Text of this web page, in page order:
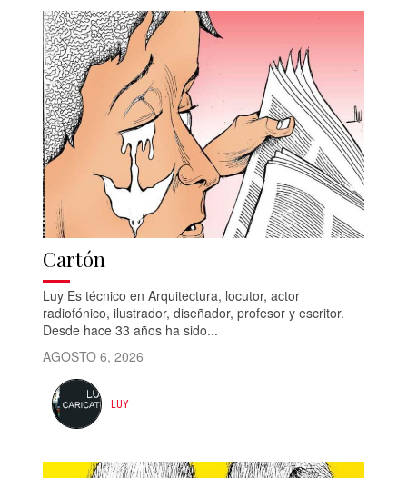
Cartón
Luy Es técnico en Arquitectura, locutor, actor
radiofónico, ilustrador, diseñador, profesor y escritor.
Desde hace 33 años ha sido...
AGOSTO 6, 2026
LUY